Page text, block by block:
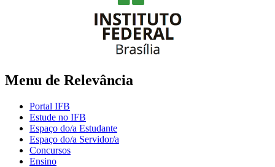
Menu de Relevância
Portal IFB
Estude no IFB
Espaço do/a Estudante
Espaço do/a Servidor/a
Concursos
Ensino